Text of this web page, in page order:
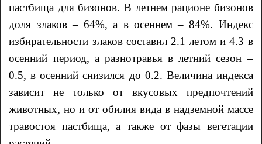
пастбища для бизонов. В летнем рационе бизонов
доля злаков – 64%, а в осеннем – 84%. Индекс
избирательности злаков составил 2.1 летом и 4.3 в
осенний период, а разнотравья в летний сезон –
0.5, в осенний снизился до 0.2. Величина индекса
зависит не только от вкусовых предпочтений
животных, но и от обилия вида в надземной массе
травостоя пастбища, а также от фазы вегетации